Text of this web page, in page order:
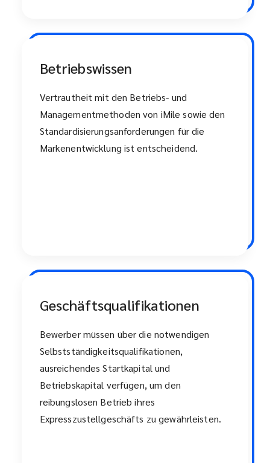
Betriebswissen
Vertrautheit mit den Betriebs- und
Managementmethoden von iMile sowie den
Standardisierungsanforderungen für die
Markenentwicklung ist entscheidend.
Geschäftsqualifikationen
Bewerber müssen über die notwendigen
Selbstständigkeitsqualifikationen,
ausreichendes Startkapital und
Betriebskapital verfügen, um den
reibungslosen Betrieb ihres
Expresszustellgeschäfts zu gewährleisten.